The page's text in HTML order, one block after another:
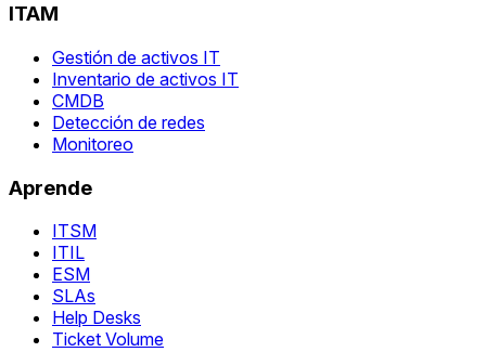
ITAM
Gestión de activos IT
Inventario de activos IT
CMDB
Detección de redes
Monitoreo
Aprende
ITSM
ITIL
ESM
SLAs
Help Desks
Ticket Volume